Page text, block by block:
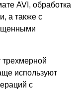
AVI, обработка
а также с
используют
с